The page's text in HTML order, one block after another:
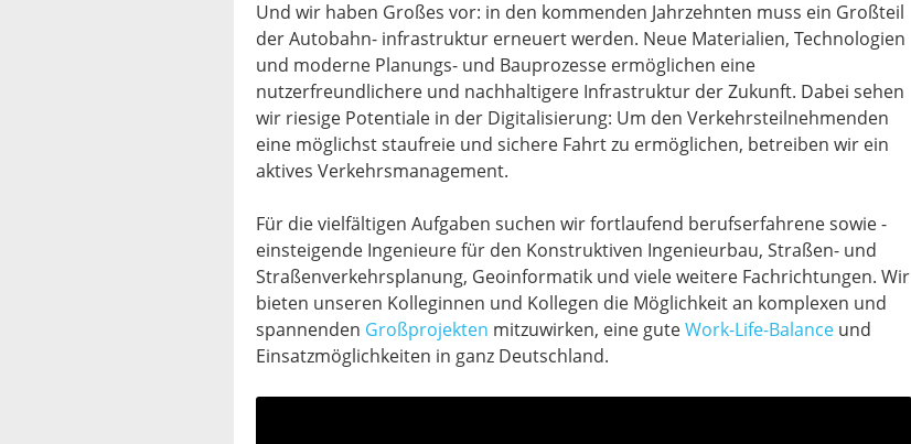
Und wir haben Großes vor: in den kommenden Jahrzehnten muss ein Großteil
der Autobahn- infrastruktur erneuert werden. Neue Materialien, Technologien
und moderne Planungs- und Bauprozesse ermöglichen eine
nutzerfreundlichere und nachhaltigere Infrastruktur der Zukunft. Dabei sehen
wir riesige Potentiale in der Digitalisierung: Um den Verkehrsteilnehmenden
eine möglichst staufreie und sichere Fahrt zu ermöglichen, betreiben wir ein
aktives Verkehrsmanagement.
Für die vielfältigen Aufgaben suchen wir fortlaufend berufserfahrene sowie -
einsteigende Ingenieure für den Konstruktiven Ingenieurbau, Straßen- und
Straßenverkehrsplanung, Geoinformatik und viele weitere Fachrichtungen. Wir
bieten unseren Kolleginnen und Kollegen die Möglichkeit an komplexen und
spannenden Großprojekten mitzuwirken, eine gute Work-Life-Balance und
Einsatzmöglichkeiten in ganz Deutschland.